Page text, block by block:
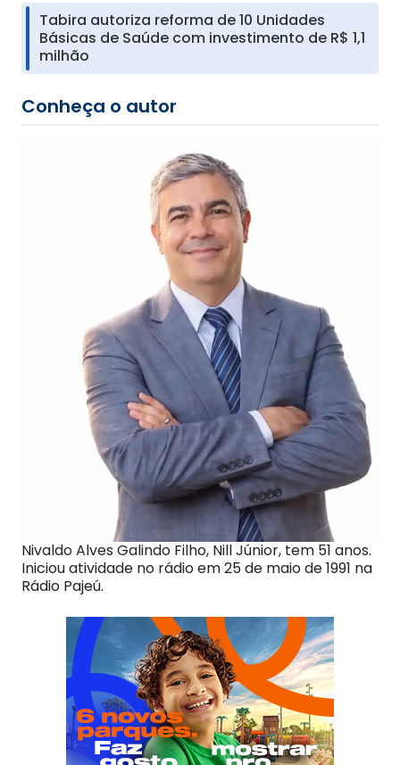
Tabira autoriza reforma de 10 Unidades
Básicas de Saúde com investimento de R$ 1,1
milhão
Conheça o autor
Nivaldo Alves Galindo Filho, Nill Júnior, tem 51 anos.
Iniciou atividade no rádio em 25 de maio de 1991 na
Rádio Pajeú.